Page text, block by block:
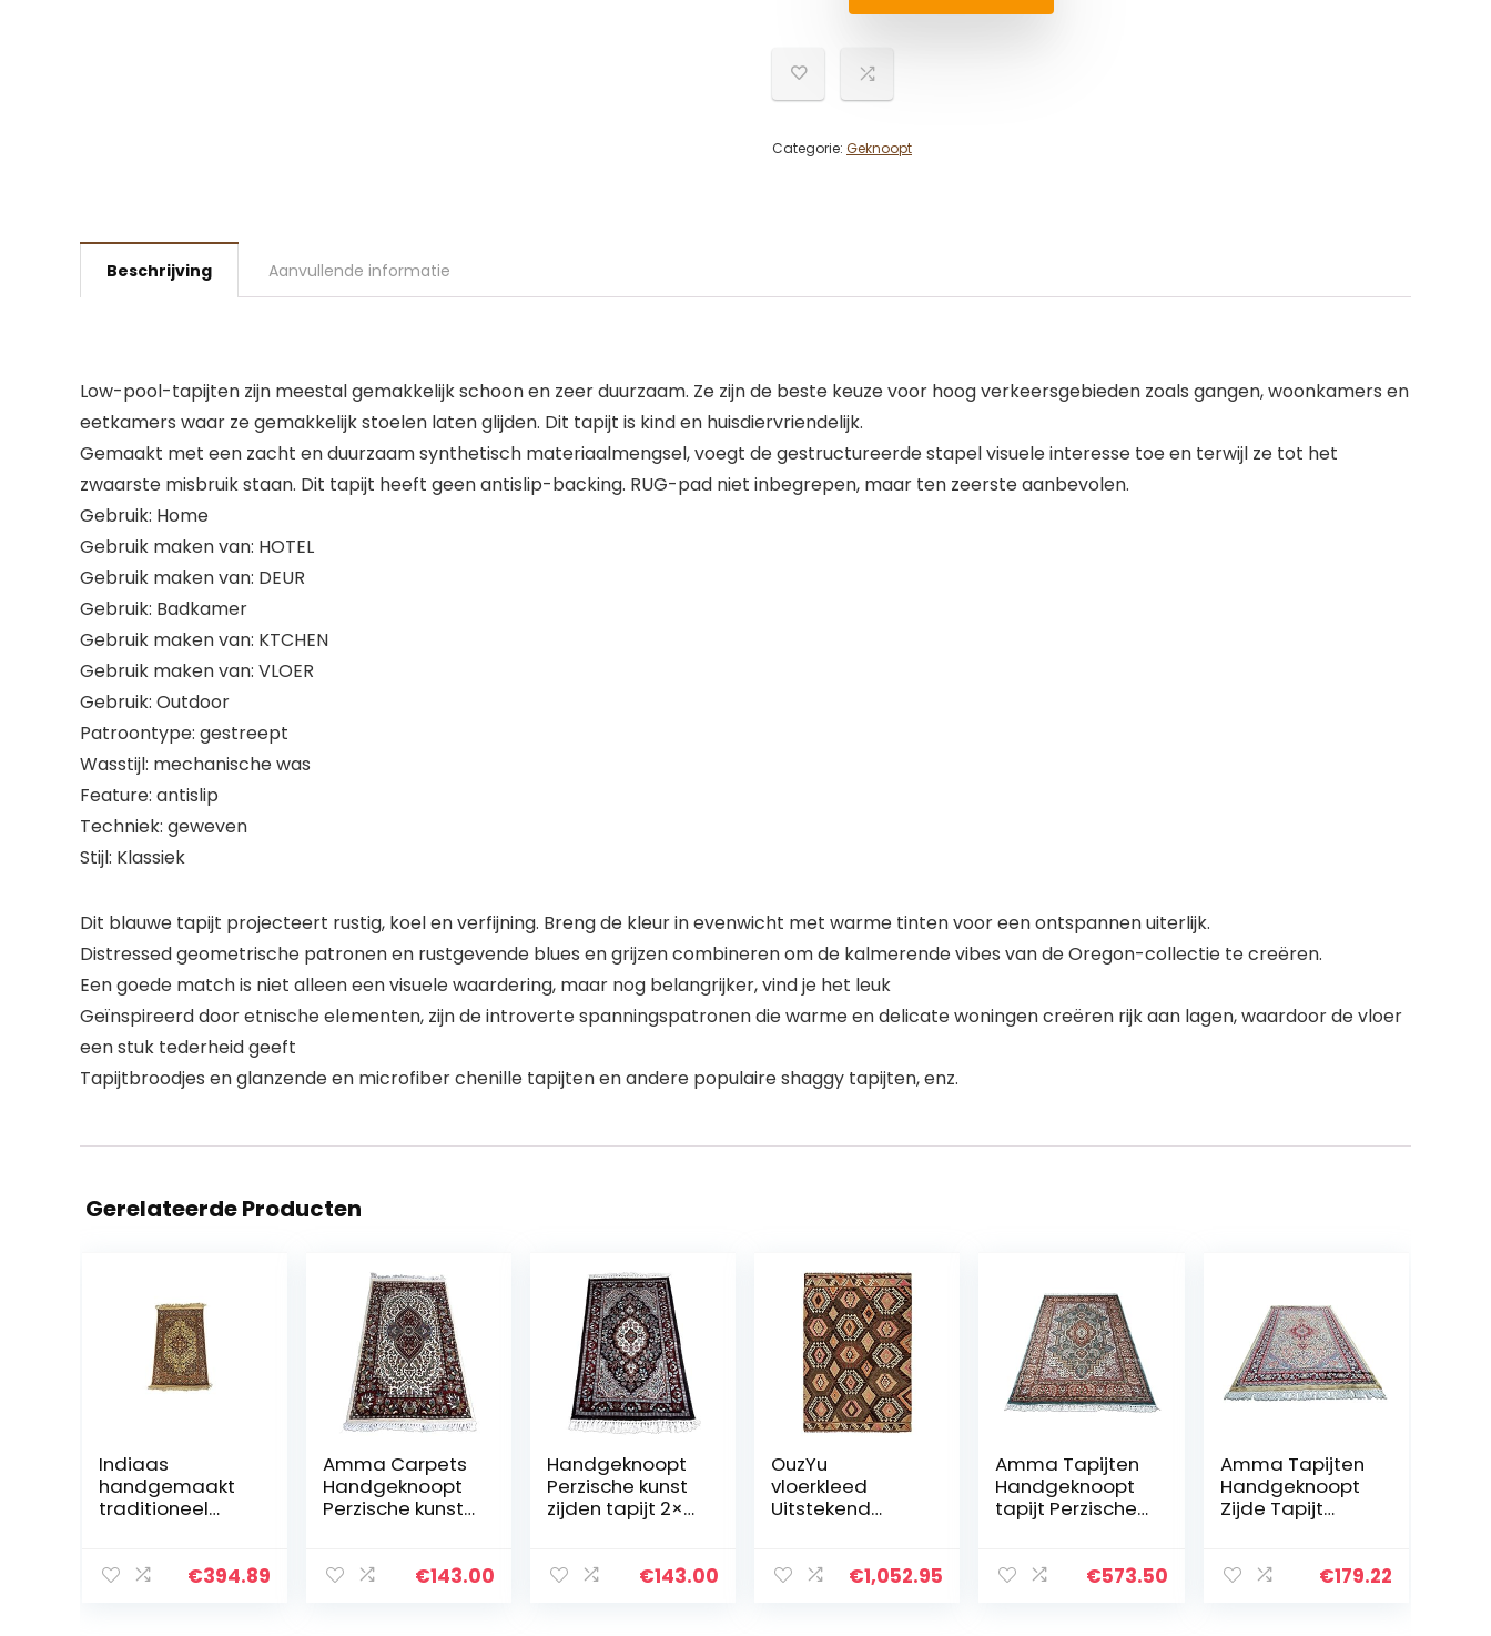
Categorie: Geknoopt
Beschrijving Aanvullende informatie
Low-pool-tapijten zijn meestal gemakkelijk schoon en zeer duurzaam. Ze zijn de beste keuze voor hoog verkeersgebieden zoals gangen, woonkamers en
eetkamers waar ze gemakkelijk stoelen laten glijden. Dit tapijt is kind en huisdiervriendelijk.
Gemaakt met een zacht en duurzaam synthetisch materiaalmengsel, voegt de gestructureerde stapel visuele interesse toe en terwijl ze tot het
zwaarste misbruik staan. Dit tapijt heeft geen antislip-backing. RUG-pad niet inbegrepen, maar ten zeerste aanbevolen.
Gebruik: Home
Gebruik maken van: HOTEL
Gebruik maken van: DEUR
Gebruik: Badkamer
Gebruik maken van: KTCHEN
Gebruik maken van: VLOER
Gebruik: Outdoor
Patroontype: gestreept
Wasstijl: mechanische was
Feature: antislip
Techniek: geweven
Stijl: Klassiek
Dit blauwe tapijt projecteert rustig, koel en verfijning. Breng de kleur in evenwicht met warme tinten voor een ontspannen uiterlijk.
Distressed geometrische patronen en rustgevende blues en grijzen combineren om de kalmerende vibes van de Oregon-collectie te creëren.
Een goede match is niet alleen een visuele waardering, maar nog belangrijker, vind je het leuk
Geïnspireerd door etnische elementen, zijn de introverte spanningspatronen die warme en delicate woningen creëren rijk aan lagen, waardoor de vloer
een stuk tederheid geeft
Tapijtbroodjes en glanzende en microfiber chenille tapijten en andere populaire shaggy tapijten, enz.
Gerelateerde Producten
Indiaas
handgemaakt
traditioneel
kasjmier zijden
€394.89
Amma Carpets
Handgeknoopt
Perzische kunst
luxe traditioneel
€143.00
Handgeknoopt
Perzische kunst
zijden tapijt 2×3
traditioneel
€143.00
OuzYu
vloerkleed
Uitstekend
Turks tapijt
€1,052.95
Amma Tapijten
Handgeknoopt
tapijt Perzische
Luxe Veelkleurig
€573.50
Amma Tapijten
Handgeknoopt
Zijde Tapijt
Voet
€179.22